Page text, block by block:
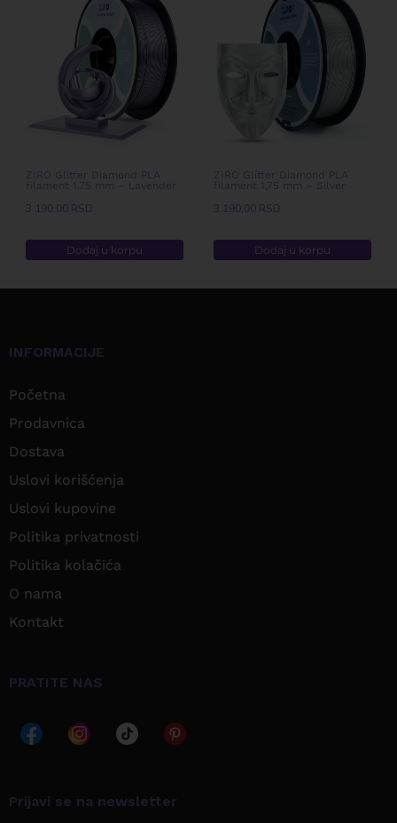
ZIRO Glitter Diamond PLA
filament 1.75 mm – Lavender
3.190,00 RSD
Dodaj u korpu
ZIRO Glitter Diamond PLA
filament 1,75 mm – Silver
3.190,00 RSD
Dodaj u korpu
INFORMACIJE
Početna
Prodavnica
Dostava
Uslovi korišćenja
Uslovi kupovine
Politika privatnosti
Politika kolačića
O nama
Kontakt
PRATITE NAS
Prijavi se na newsletter